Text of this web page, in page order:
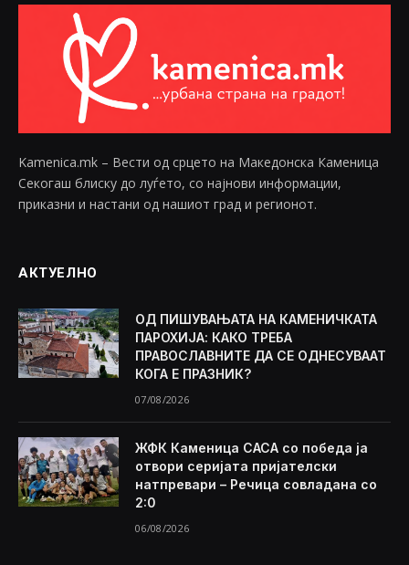
Kamenica.mk – Вести од срцето на Македонска Каменица
Секогаш блиску до луѓето, со најнови информации,
приказни и настани од нашиот град и регионот.
АКТУЕЛНО
ОД ПИШУВАЊАТА НА КАМЕНИЧКАТА
ПАРОХИЈА: КАКО ТРЕБА
ПРАВОСЛАВНИТЕ ДА СЕ ОДНЕСУВААТ
КОГА Е ПРАЗНИК?
07/08/2026
ЖФК Каменица САСА со победа ја
отвори серијата пријателски
натпревари – Речица совладана со
2:0
06/08/2026